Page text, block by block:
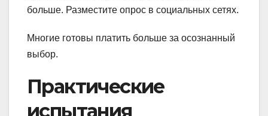
больше. Разместите опрос в социальных сетях.
Многие готовы платить больше за осознанный
выбор.
Практические
испытания